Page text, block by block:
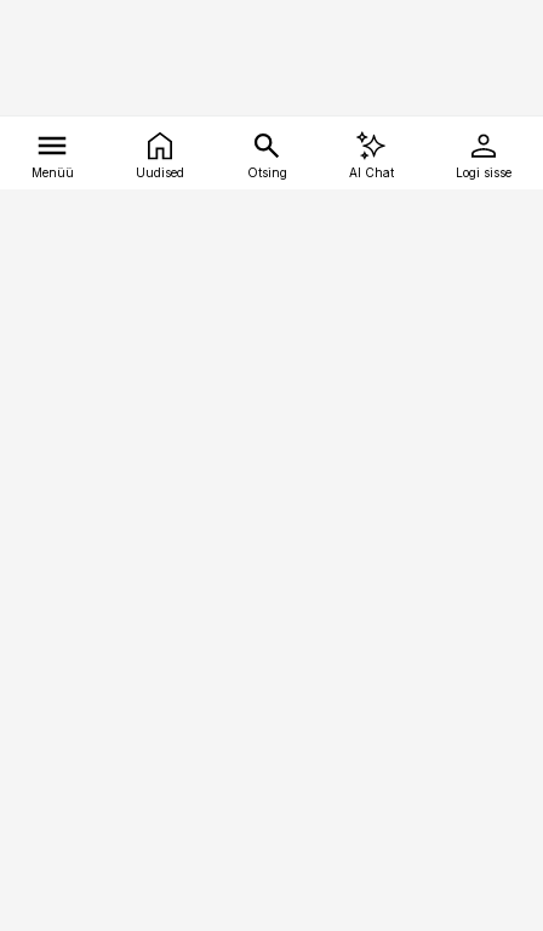
Menüü Uudised Otsing AI Chat Logi sisse